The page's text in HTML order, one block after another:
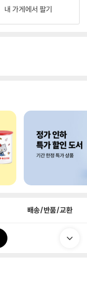
내 가게에서 팔기
배송/반품/교환